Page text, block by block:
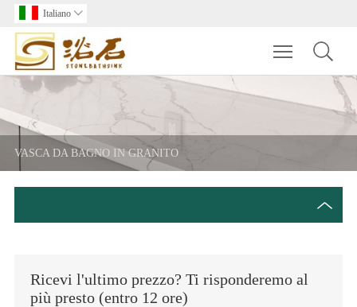
Italiano 
Toggle
VASCA DA BAGNO IN GRANITO
Ricevi l'ultimo prezzo? Ti risponderemo al
più presto (entro 12 ore)